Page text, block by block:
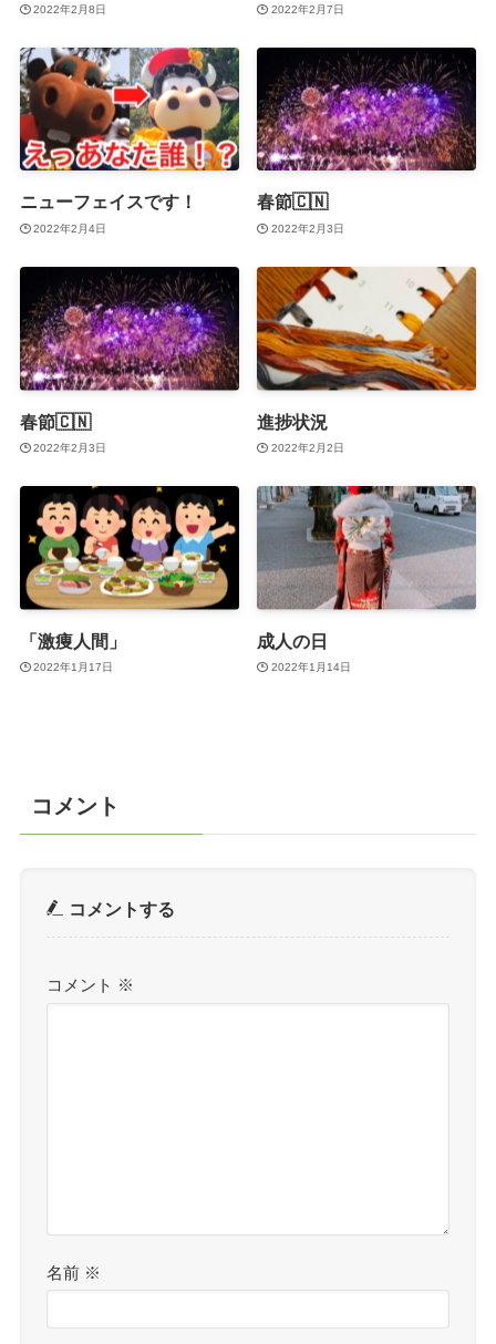
2022年2月8日 2022年2月7日
ニューフェイスです！
2022年2月4日
春節🇨🇳
2022年2月3日
春節🇨🇳
2022年2月3日
進捗状況
2022年2月2日
「激痩人間」
2022年1月17日
成人の日
2022年1月14日
コメント
コメントする
コメント ※
名前 ※